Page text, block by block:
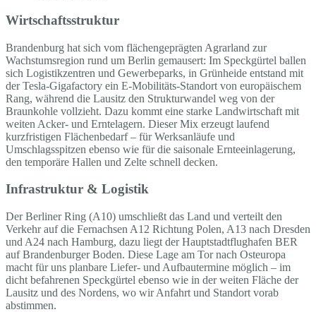
Wirtschaftsstruktur
Brandenburg hat sich vom flächengeprägten Agrarland zur
Wachstumsregion rund um Berlin gemausert: Im Speckgürtel ballen
sich Logistikzentren und Gewerbeparks, in Grünheide entstand mit
der Tesla-Gigafactory ein E-Mobilitäts-Standort von europäischem
Rang, während die Lausitz den Strukturwandel weg von der
Braunkohle vollzieht. Dazu kommt eine starke Landwirtschaft mit
weiten Acker- und Erntelagern. Dieser Mix erzeugt laufend
kurzfristigen Flächenbedarf – für Werksanläufe und
Umschlagsspitzen ebenso wie für die saisonale Ernteeinlagerung,
den temporäre Hallen und Zelte schnell decken.
Infrastruktur & Logistik
Der Berliner Ring (A10) umschließt das Land und verteilt den
Verkehr auf die Fernachsen A12 Richtung Polen, A13 nach Dresden
und A24 nach Hamburg, dazu liegt der Hauptstadtflughafen BER
auf Brandenburger Boden. Diese Lage am Tor nach Osteuropa
macht für uns planbare Liefer- und Aufbautermine möglich – im
dicht befahrenen Speckgürtel ebenso wie in der weiten Fläche der
Lausitz und des Nordens, wo wir Anfahrt und Standort vorab
abstimmen.